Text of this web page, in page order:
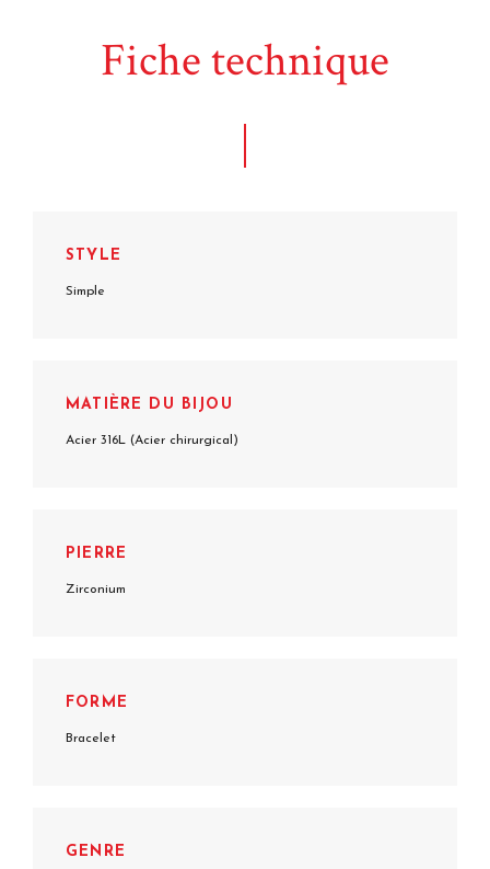
Fiche technique
STYLE
Simple
MATIÈRE DU BIJOU
Acier 316L (Acier chirurgical)
PIERRE
Zirconium
FORME
Bracelet
GENRE